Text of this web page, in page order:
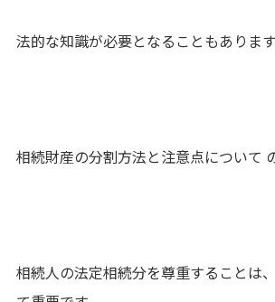
法的な知識が必要となることもあります
相続財産の分割方法と注意点について
相続人の法定相続分を尊重することは